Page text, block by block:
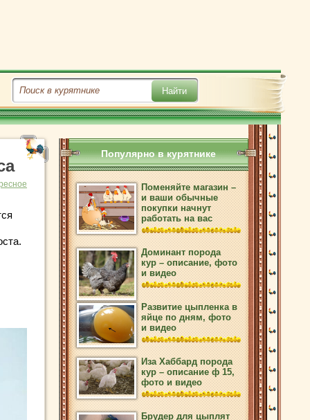
Популярно в курятнике
Поменяйте магазин –
и ваши обычные
покупки начнут
работать на вас
Доминант порода
кур – описание, фото
и видео
Развитие цыпленка в
яйце по дням, фото
и видео
Иза Хаббард порода
кур – описание ф 15,
фото и видео
Брудер для цыплят